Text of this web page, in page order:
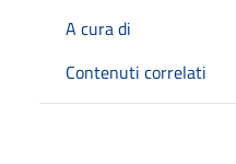
A cura di
Contenuti correlati